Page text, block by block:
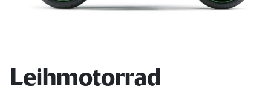
Leihmotorrad